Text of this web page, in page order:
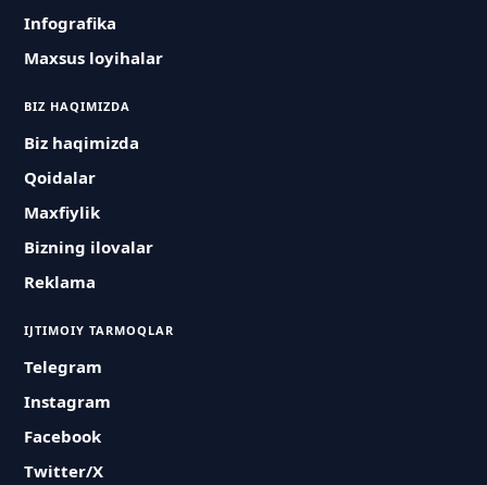
Infografika
Maxsus loyihalar
BIZ HAQIMIZDA
Biz haqimizda
Qoidalar
Maxfiylik
Bizning ilovalar
Reklama
IJTIMOIY TARMOQLAR
Telegram
Instagram
Facebook
Twitter/X